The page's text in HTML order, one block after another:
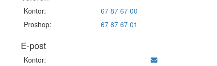
Kontor:
67 87 67 00
Proshop:
67 87 67 01
E-post
Kontor: